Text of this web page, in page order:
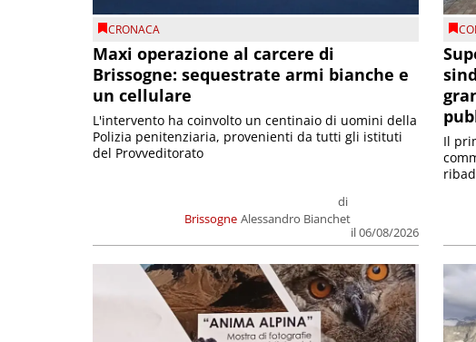
CRONACA
Maxi operazione al carcere di
Brissogne: sequestrate armi bianche e
un cellulare
Brissogne
di
Alessandro Bianchet
il 06/08/2026
L'intervento ha coinvolto un centinaio di uomini della
Polizia penitenziaria, provenienti da tutti gli istituti
del Provveditorato
Il